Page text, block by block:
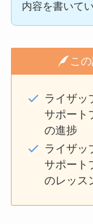
内容を書いて
こ
ライザッ
サポート
の進捗
ライザッ
サポート
のレッス